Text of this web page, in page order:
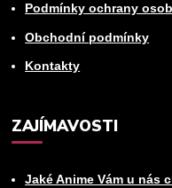
Podmínky ochrany
Obchodní podmínky
Kontakty
ZAJÍMAVOSTI
Jaké Anime Vám u nás